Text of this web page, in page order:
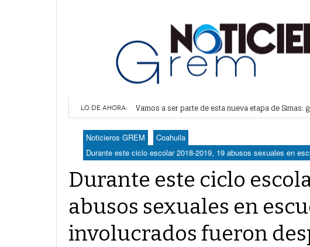
LO DE AHORA: Vamos a ser parte de esta nueva etapa de Simas:
Lerdo recibe mayor dotación de Agua Saludable;
Durango elegirá por insaculación y voto ciudadano
Denuncian robo en oficinas de Morena Lerdo;
Noticieros GREM
Coahuila
Durante este ciclo escolar 2018-2019, 19 abusos sexuales en
Durante este ciclo
abusos sexuales en
involucrados fueron